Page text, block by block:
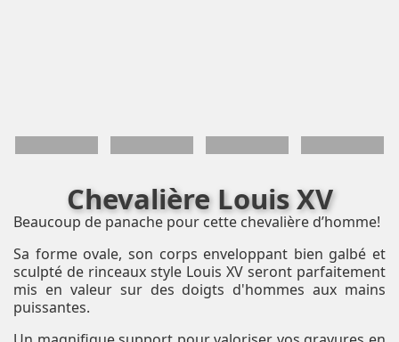
Chevalière Louis XV
Beaucoup de panache pour cette chevalière d’homme!
Sa forme ovale, son corps enveloppant bien galbé et
sculpté de rinceaux style Louis XV seront parfaitement
mis en valeur sur des doigts d'hommes aux mains
puissantes.